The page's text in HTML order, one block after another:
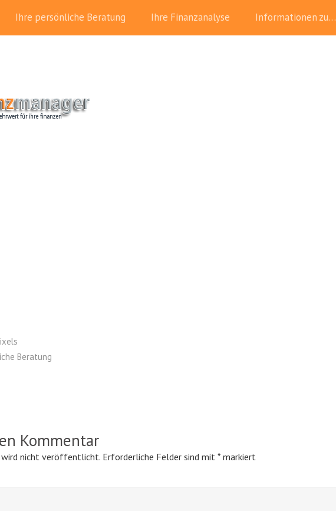
Ihre persönliche Beratung Ihre Finanzanalyse Informationen zu…
Beratung
Kommentar
wird nicht veröffentlicht. Erforderliche Felder sind mit * markiert